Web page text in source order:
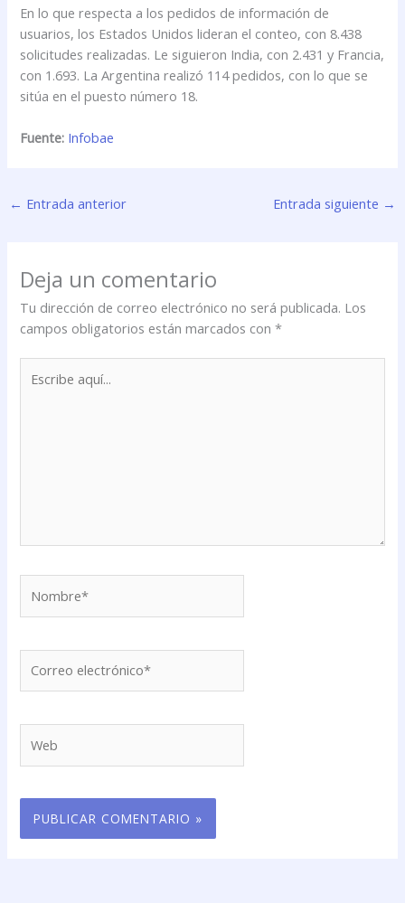
En lo que respecta a los pedidos de información de
usuarios, los Estados Unidos lideran el conteo, con 8.438
solicitudes realizadas. Le siguieron India, con 2.431 y Francia,
con 1.693. La Argentina realizó 114 pedidos, con lo que se
sitúa en el puesto número 18.
Fuente: Infobae
← Entrada anterior Entrada siguiente →
Deja un comentario
Tu dirección de correo electrónico no será publicada. Los
campos obligatorios están marcados con*
aquí...
electrónico*